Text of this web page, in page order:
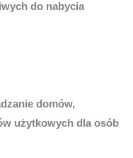
do nabycia
domów,
użytkowych dla osób